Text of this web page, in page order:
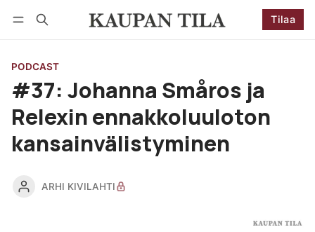
Tilaa
PODCAST
#37: Johanna Småros ja
Relexin ennakkoluuloton
kansainvälistyminen
ARHI KIVILAHTI